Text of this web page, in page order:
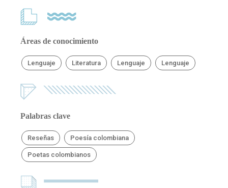
Áreas de conocimiento
Lenguaje Literatura Lenguaje Lenguaje
Palabras clave
Reseñas Poesía colombiana
Poetas colombianos